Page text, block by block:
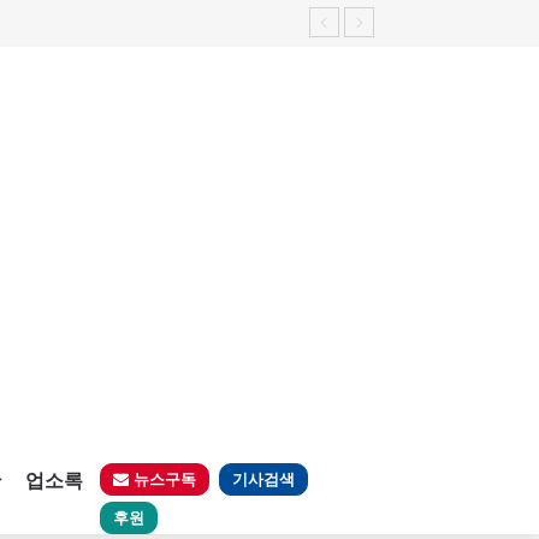
업소록 뉴스구독 기사검색
후원